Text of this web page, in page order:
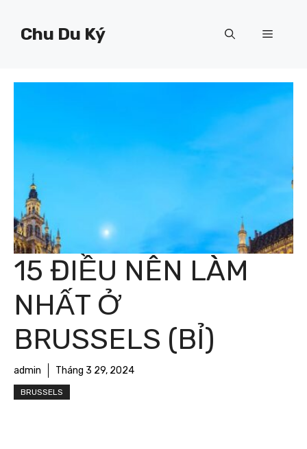
Chu Du Ký Menu
15 ĐIỀU NÊN LÀM
NHẤT Ở
BRUSSELS (BỈ)
admin Tháng 3 29, 2024
BRUSSELS